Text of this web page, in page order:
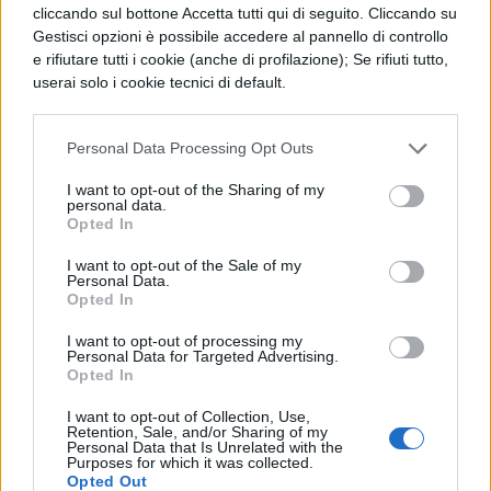
cliccando sul bottone Accetta tutti qui di seguito. Cliccando su
Gestisci opzioni è possibile accedere al pannello di controllo
e rifiutare tutti i cookie (anche di profilazione); Se rifiuti tutto,
userai solo i cookie tecnici di default.
Personal Data Processing Opt Outs
I want to opt-out of the Sharing of my
personal data.
Opted In
I want to opt-out of the Sale of my
Personal Data.
Opted In
I want to opt-out of processing my
Personal Data for Targeted Advertising.
Opted In
I want to opt-out of Collection, Use,
Retention, Sale, and/or Sharing of my
Personal Data that Is Unrelated with the
Purposes for which it was collected.
Opted Out
LETTERATURA ITALIANA
Riassunto Capitolo 22 dei
Manzoni
LETTERATURA ITALIANA
Promessi Sposi di Alessandro
Manzoni
Riassunto Capitolo 10 dei
Promessi Sposi di Alessandro
Manzoni